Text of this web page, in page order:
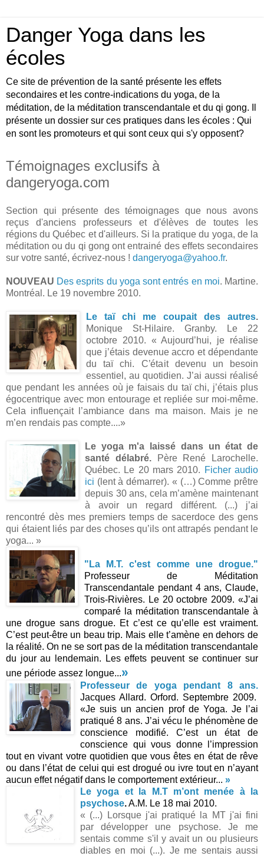
Danger Yoga dans les
écoles
Ce site de prévention de la santé présente les effets
secondaires et les contre-indications du yoga, de la
méditation, de la méditation transcendantale et du qi gong. Il
présente un dossier sur ces pratiques dans les écoles : Qui
en sont les promoteurs et qui sont ceux qui s'y opposent?
Témoignages exclusifs à
dangeryoga.com
Section qui présente des témoignages que nous avons
reçus d'anciens professeurs et d'élèves de toutes les
régions du Québec et d'ailleurs. Si la pratique du yoga, de la
méditation ou du qi gong ont entrainé des effets secondaires
sur votre santé, écrivez-nous ! dangeryoga@yahoo.fr.
NOUVEAU Des esprits du yoga sont entrés en moi. Martine.
Montréal. Le 19 novembre 2010.
Le taï chi me coupait des autres.
Monique St-Hilaire. Granby. Le 22
octobre 2010. « Aujourd’hui, je réalise
que j’étais devenue accro et dépendante
du taï chi. C’était devenu un besoin
essentiel, au quotidien. J’ai aussi réalisé
que pendant les années où je faisais du taï chi, j’étais plus
égocentrique avec mon entourage et repliée sur moi-même.
Cela influençait l’ambiance dans ma maison. Mais je ne
m’en rendais pas compte....»
Le yoga m'a laissé dans un état de
santé délabré.Père René Larochelle.
Québec. Le 20 mars 2010. Ficher audio
ici (lent à démarrer). « (…) Comme prêtre
depuis 30 ans, cela m’amène maintenant
à avoir un regard différent. (...) j’ai
rencontré dès mes premiers temps de sacerdoce des gens
qui étaient liés par des choses qu’ils ont attrapés pendant le
yoga... »
"La M.T. c'est comme une drogue."
Professeur de Méditation
Transcendantale pendant 4 ans, Claude,
Trois-Rivières. Le 20 octobre 2009. «J’ai
comparé la méditation transcendantale à
une drogue sans drogue. Et c’est ce qu’elle est vraiment.
C’est peut-être un beau trip. Mais elle t’amène en dehors de
la réalité. On ne se sort pas de la méditation transcendantale
du jour au lendemain. Les effets peuvent se continuer sur
une période assez longue...»
Professeur de yoga pendant 8 ans.
Jacques Allard. Orford. Septembre 2009.
«Je suis un ancien prof de Yoga. Je l’ai
pratiqué 8 ans. J’ai vécu le phénomène de
conscience modifié. C’est un état de
conscience qui vous donne l’impression
tout en vivant votre quotidien que vous êtes en état de rêve
ou dans l’état de celui qui est drogué ou ivre tout en n’ayant
aucun effet négatif dans le comportement extérieur... »
Le yoga et la M.T m’ont menée à la
psychose.A.M. Le 18 mai 2010.
« (...) Lorsque j'ai pratiqué la MT j'ai fini
par développer une psychose. Je me
sentais comme s'il y avait un ou plusieurs
diables en moi (...). Je me sentais aussi